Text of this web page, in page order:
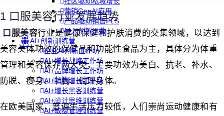
营销GenAI应用
产品驱动销售PLS
导入创新运营
AI+创新训练营
企业AI创新工作坊
AI+增长战略工作坊
AI+品牌增长工作坊
AI+销售增长工作坊
AI+增长黑客训练营
AI+设计思维训练营
AI+敏捷管理训练营
1 口服美容行业发展趋势
口服美容行业是健康保健和护肤消费的交集领域，以达到
美容美体功效的保健品和功能性食品为主，具体分为体重
管理和美容保养两大类，主要功效为美白、抗老、补水、
防脱、瘦身、丰胸、调理身体。
在欧美国家，普遍生活压力较低，人们崇尚运动健康和有